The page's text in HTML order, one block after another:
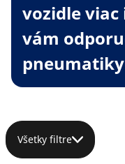
vozidle
vám
Všetky filtre